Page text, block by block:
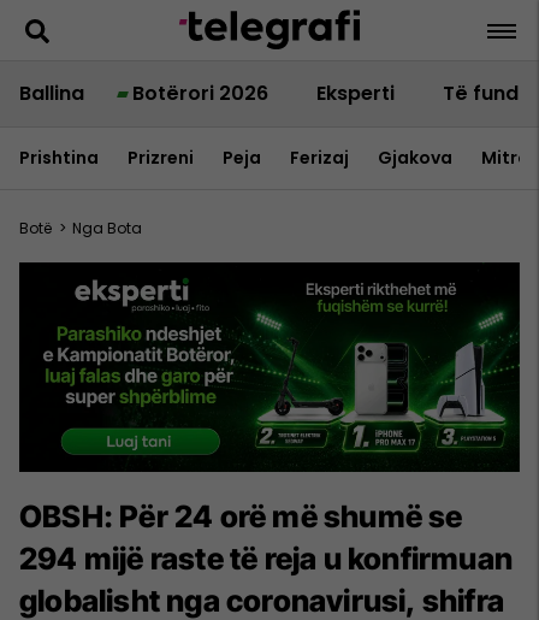
Ballina Botërori 2026 Eksperti Të fundit
Prishtina Prizreni Peja Ferizaj Gjakova
Botë > Nga Bota
OBSH: Për 24 orë më shumë se
294 mijë raste të reja u konfirmuan
globalisht nga coronavirusi, shifra